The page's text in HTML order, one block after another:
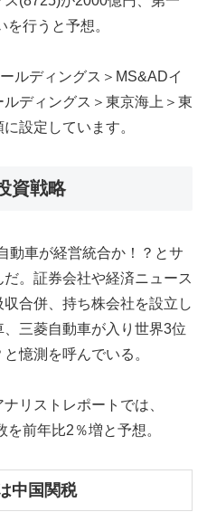
行うと予想。
ルディングス＞MS&ADイ
ディングス＞東京海上＞東
設定しています。
資戦略
動車が経営統合か！？とサ
。証券会社や経済ニュース
合併、持ち株会社を設立し
三菱自動車が入り世界3位
憶測を呼んでいる。
リストレポートでは、
前年比2％増と予想。
中国関税